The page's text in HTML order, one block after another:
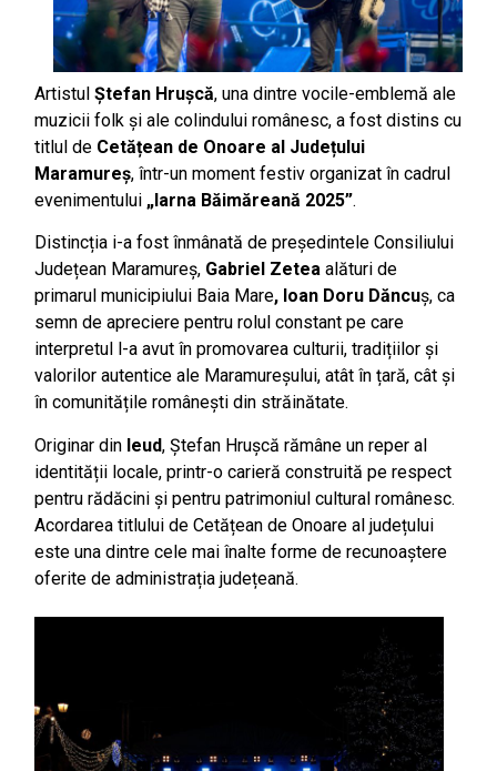
ArtistulȘtefan Hrușcă, una dintre vocile-emblemă ale
muzicii folk și ale colindului românesc, a fost distins cu
titlul de Cetățean de Onoare al Județului
Maramureș, într-un moment festiv organizat în cadrul
evenimentului „Iarna Băimăreană 2025”.
Distincția i-a fost înmânată de președintele Consiliului
Județean Maramureș, Gabriel Zetea alături de
primarul municipiului Baia Mare, Ioan Doru Dăncuș, ca
semn de apreciere pentru rolul constant pe care
interpretul l-a avut în promovarea culturii, tradițiilor și
valorilor autentice ale Maramureșului, atât în țară, cât și
în comunitățile românești din străinătate.
Originar din Ieud, Ștefan Hrușcă rămâne un reper al
identității locale, printr-o carieră construită pe respect
pentru rădăcini și pentru patrimoniul cultural românesc.
Acordarea titlului de Cetățean de Onoare al județului
este una dintre cele mai înalte forme de recunoaștere
oferite de administrația județeană.